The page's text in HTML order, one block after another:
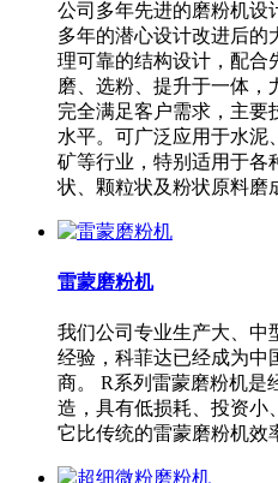
公司多年先进的磨粉机设
多年的潜心设计改进后的
理可靠的结构设计，配合
磨、选粉、提升于一体，
完全满足客户需求，主要
水平。可广泛应用于水泥
矿等行业，特别适用于各
状、颗粒状及粉状原料磨
雷蒙磨粉机
我们公司专业生产大、中
经验，科菲达已经成为中
商。 R系列雷蒙磨粉机是
造，具有低损耗、投资小
它比传统的雷蒙磨粉机效